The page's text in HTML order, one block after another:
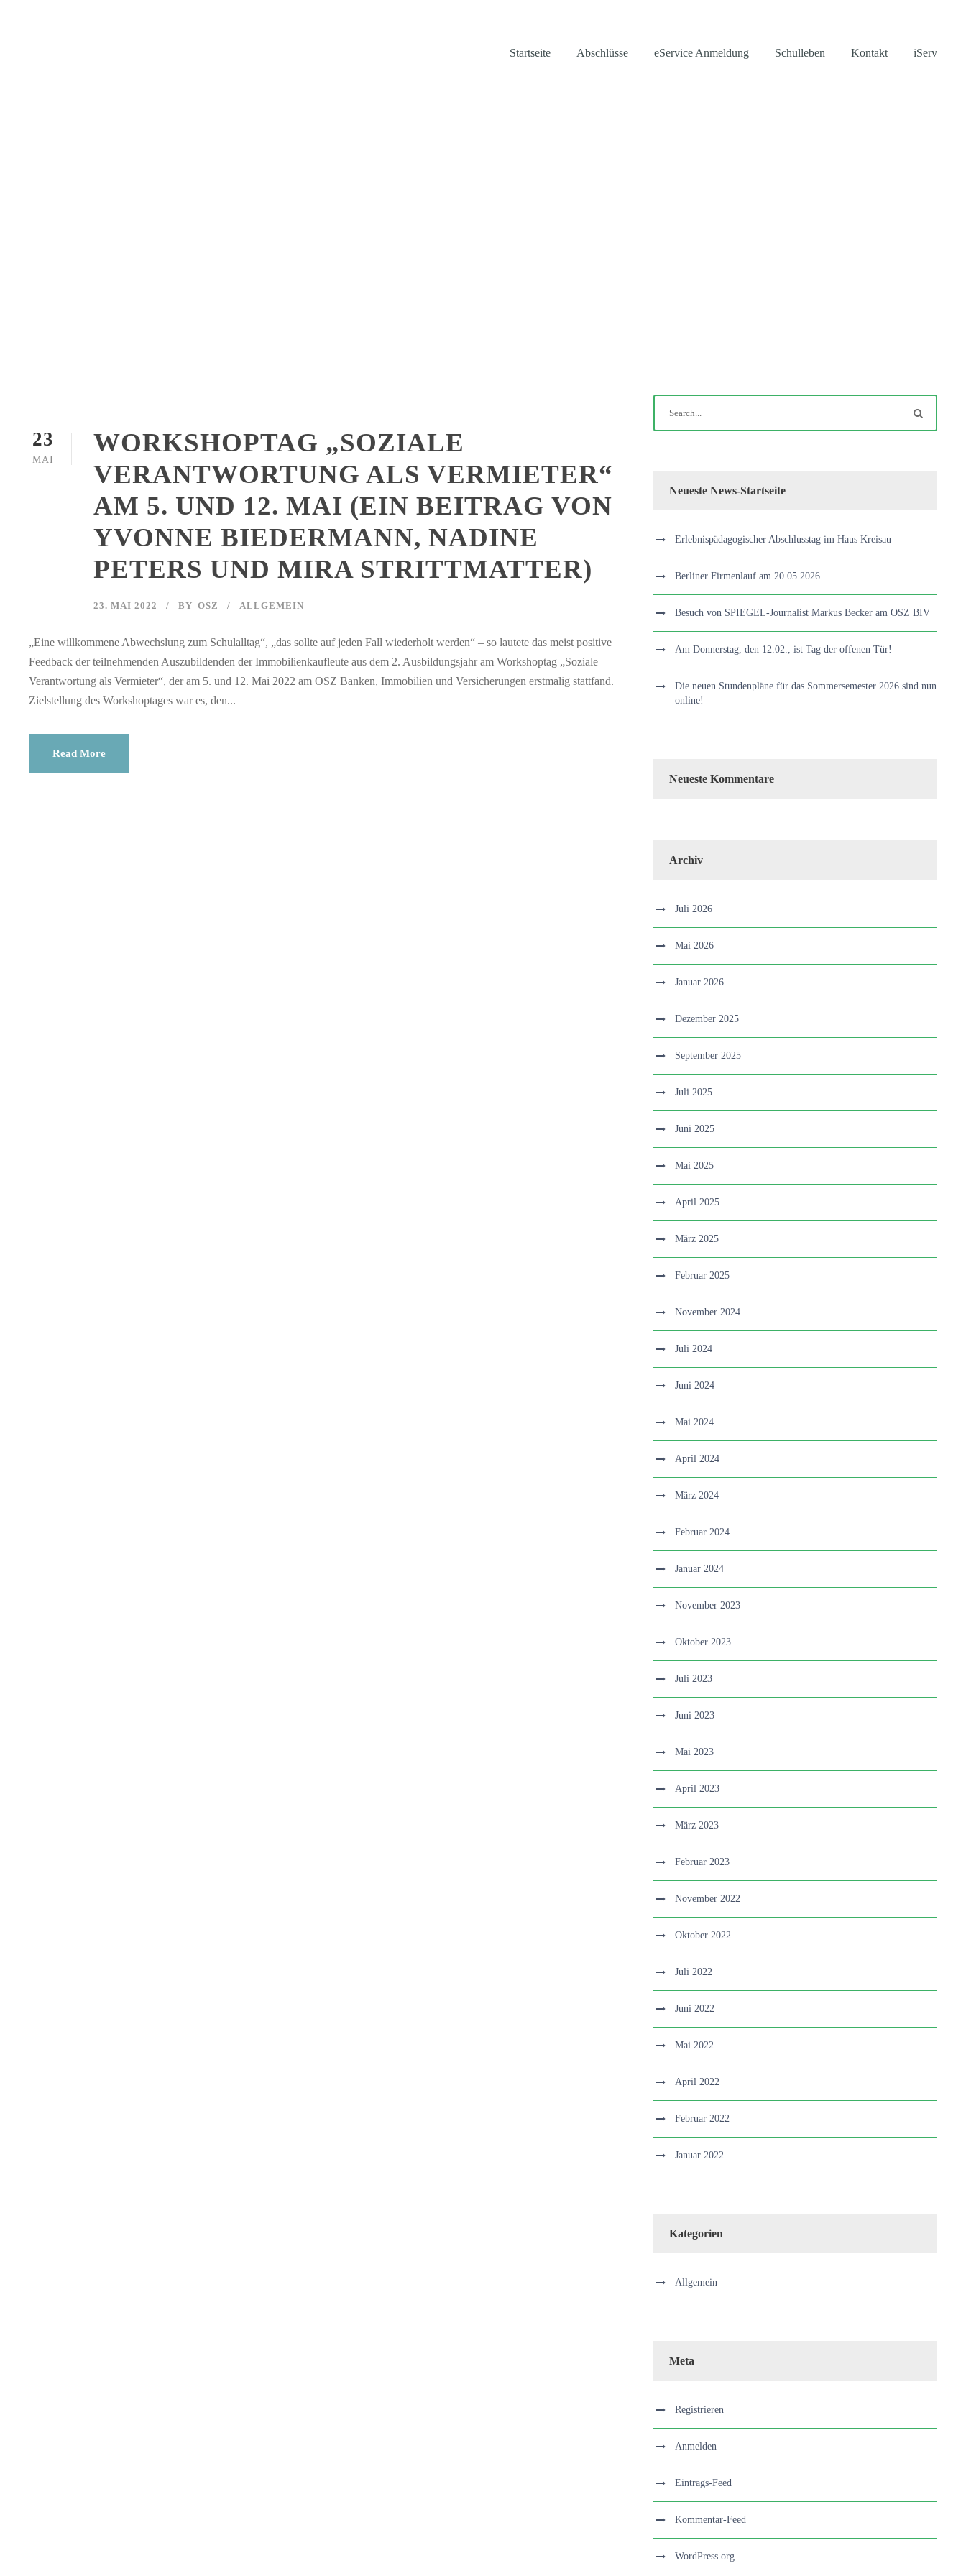
Startseite Abschlüsse eService Anmeldung Schulleben Kontakt iServ
23
MAI
WORKSHOPTAG „SOZIALE
VERANTWORTUNG ALS VERMIETER“
AM 5. UND 12. MAI (EIN BEITRAG VON
YVONNE BIEDERMANN, NADINE
PETERS UND MIRA STRITTMATTER)
23. MAI 2022 BY OSZ ALLGEMEIN
„Eine willkommene Abwechslung zum Schulalltag“, „das sollte auf jeden Fall wiederholt werden“ – so lautete das meist positive
Feedback der teilnehmenden Auszubildenden der Immobilienkaufleute aus dem 2. Ausbildungsjahr am Workshoptag „Soziale
Verantwortung als Vermieter“, der am 5. und 12. Mai 2022 am OSZ Banken, Immobilien und Versicherungen erstmalig stattfand.
Zielstellung des Workshoptages war es, den...
Read More
Neueste News-Startseite
Erlebnispädagogischer Abschlusstag im Haus Kreisau
Berliner Firmenlauf am 20.05.2026
Besuch von SPIEGEL-Journalist Markus Becker am OSZ BIV
Am Donnerstag, den 12.02., ist Tag der offenen Tür!
Die neuen Stundenpläne für das Sommersemester 2026 sind nun
online!
Neueste Kommentare
Archiv
Juli 2026
Mai 2026
Januar 2026
Dezember 2025
September 2025
Juli 2025
Juni 2025
Mai 2025
April 2025
März 2025
Februar 2025
November 2024
Juli 2024
Juni 2024
Mai 2024
April 2024
März 2024
Februar 2024
Januar 2024
November 2023
Oktober 2023
Juli 2023
Juni 2023
Mai 2023
April 2023
März 2023
Februar 2023
November 2022
Oktober 2022
Juli 2022
Juni 2022
Mai 2022
April 2022
Februar 2022
Januar 2022
Kategorien
Allgemein
Meta
Registrieren
Anmelden
Eintrags-Feed
Kommentar-Feed
WordPress.org